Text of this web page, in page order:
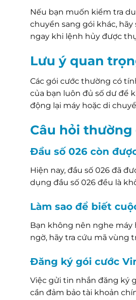
Nếu bạn muốn kiểm tra
chuyển sang gói khác, hãy
ngay khi lệnh hủy được
Lưu ý quan
Các gói cước thường có
của bạn luôn đủ số dư để
động lại máy hoặc di
Câu hỏi thường
Đầu số 026 còn
Hiện nay, đầu số 026 đã
dụng đầu số 026 đều là
Làm sao để biết
Bạn không nên nghe máy
ngờ, hãy tra cứu mã vùng
Đăng ký gói cước
Việc gửi tin nhắn đăng ký
cần đảm bảo tài khoản